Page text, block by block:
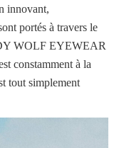
innovant,
portés à travers le
WOLF EYEWEAR
constamment à la
tout simplement